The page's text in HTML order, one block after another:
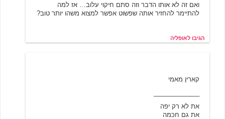
ואם זה לא אותו הדבר וזה סתם חיקוי עלוב… אז למה
להתיימר להחזיר אותה שפשוט אפשר למצוא משהו יותר טוב?
הגיבו לאופליה
קארין מאמי
את לא רק יפה
את גם חכמה